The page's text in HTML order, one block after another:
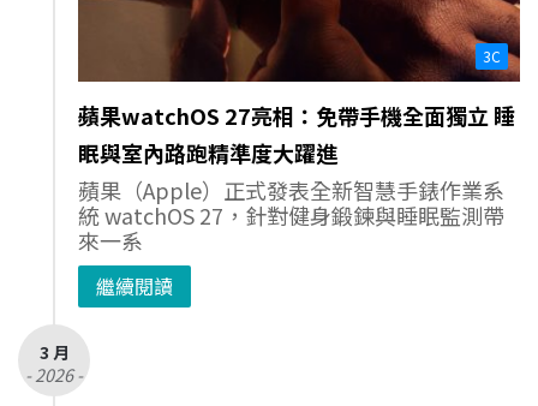
3C
蘋果watchOS 27亮相：免帶手機全面獨立 睡
眠與室內路跑精準度大躍進
蘋果（Apple）正式發表全新智慧手錶作業系
統 watchOS 27，針對健身鍛鍊與睡眠監測帶
來一系
繼續閱讀
3 月
- 2026 -